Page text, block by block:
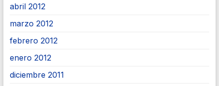
abril 2012
marzo 2012
febrero 2012
enero 2012
diciembre 2011